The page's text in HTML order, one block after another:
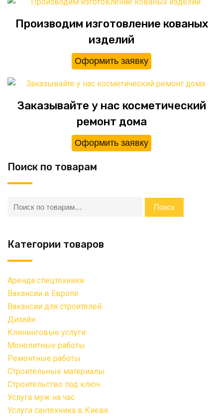
Производим изготовление кованых
изделий
Оформить заявку
Заказывайте у нас косметический
ремонт дома
Оформить заявку
Поиск по товарам
Искать: Поиск
Категории товаров
Аренда спецтехники
Вакансии в Европе
Вакансии для строителей
Дизайн
Клининговые услуги
Монолитные работы
Ремонтные работы
Строительные материалы
Строительство под ключ
Услуга муж на час
Услуги сантехника в Киеве